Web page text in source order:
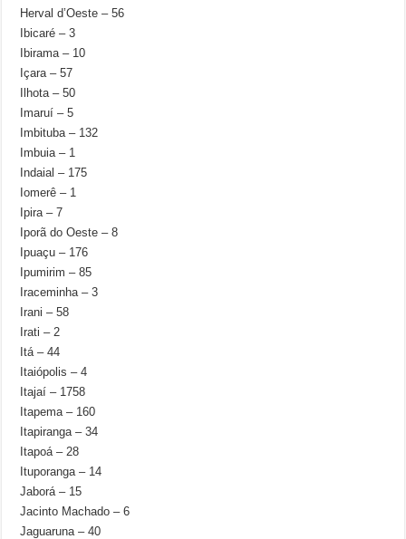
Herval d’Oeste – 56
Ibicaré – 3
Ibirama – 10
Içara – 57
Ilhota – 50
Imaruí – 5
Imbituba – 132
Imbuia – 1
Indaial – 175
Iomerê – 1
Ipira – 7
Iporã do Oeste – 8
Ipuaçu – 176
Ipumirim – 85
Iraceminha – 3
Irani – 58
Irati – 2
Itá – 44
Itaiópolis – 4
Itajaí – 1758
Itapema – 160
Itapiranga – 34
Itapoá – 28
Ituporanga – 14
Jaborá – 15
Jacinto Machado – 6
Jaguaruna – 40